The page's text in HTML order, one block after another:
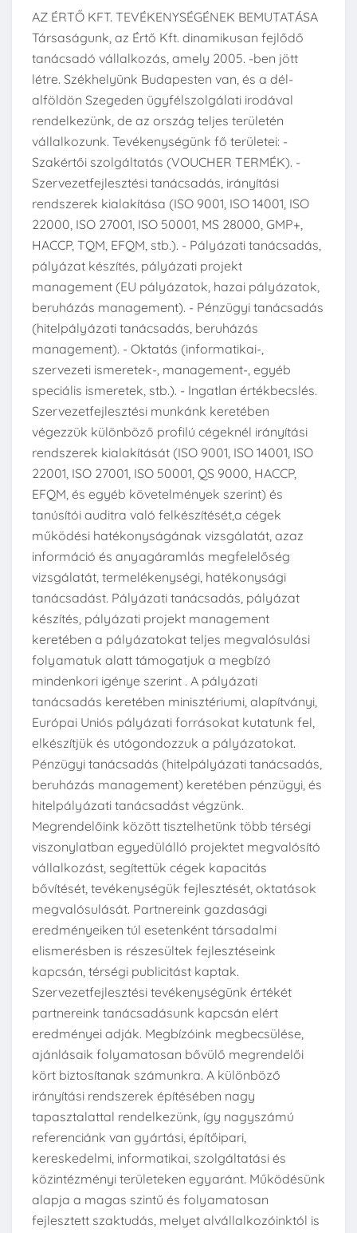
AZ ÉRTŐ KFT. TEVÉKENYSÉGÉNEK BEMUTATÁSA
Társaságunk, az Értő Kft. dinamikusan fejlődő
tanácsadó vállalkozás, amely 2005. -ben jött
létre. Székhelyünk Budapesten van, és a dél-
alföldön Szegeden ügyfélszolgálati irodával
rendelkezünk, de az ország teljes területén
vállalkozunk. Tevékenységünk fő területei: -
Szakértői szolgáltatás (VOUCHER TERMÉK). -
Szervezetfejlesztési tanácsadás, irányítási
rendszerek kialakítása (ISO 9001, ISO 14001, ISO
22000, ISO 27001, ISO 50001, MS 28000, GMP+,
HACCP, TQM, EFQM, stb.). - Pályázati tanácsadás,
pályázat készítés, pályázati projekt
management (EU pályázatok, hazai pályázatok,
beruházás management). - Pénzügyi tanácsadás
(hitelpályázati tanácsadás, beruházás
management). - Oktatás (informatikai-,
szervezeti ismeretek-, management-, egyéb
speciális ismeretek, stb.). - Ingatlan értékbecslés.
Szervezetfejlesztési munkánk keretében
végezzük különböző profilú cégeknél irányítási
rendszerek kialakítását (ISO 9001, ISO 14001, ISO
22001, ISO 27001, ISO 50001, QS 9000, HACCP,
EFQM, és egyéb követelmények szerint) és
tanúsítói auditra való felkészítését,a cégek
működési hatékonyságának vizsgálatát, azaz
információ és anyagáramlás megfelelőség
vizsgálatát, termelékenységi, hatékonysági
tanácsadást. Pályázati tanácsadás, pályázat
készítés, pályázati projekt management
keretében a pályázatokat teljes megvalósulási
folyamatuk alatt támogatjuk a megbízó
mindenkori igénye szerint . A pályázati
tanácsadás keretében minisztériumi, alapítványi,
Európai Uniós pályázati forrásokat kutatunk fel,
elkészítjük és utógondozzuk a pályázatokat.
Pénzügyi tanácsadás (hitelpályázati tanácsadás,
beruházás management) keretében pénzügyi, és
hitelpályázati tanácsadást végzünk.
Megrendelőink között tisztelhetünk több térségi
viszonylatban egyedülálló projektet megvalósító
vállalkozást, segítettük cégek kapacitás
bővítését, tevékenységük fejlesztését, oktatások
megvalósulását. Partnereink gazdasági
eredményeiken túl esetenként társadalmi
elismerésben is részesültek fejlesztéseink
kapcsán, térségi publicitást kaptak.
Szervezetfejlesztési tevékenységünk értékét
partnereink tanácsadásunk kapcsán elért
eredményei adják. Megbízóink megbecsülése,
ajánlásaik folyamatosan bővülő megrendelői
kört biztosítanak számunkra. A különböző
irányítási rendszerek építésében nagy
tapasztalattal rendelkezünk, így nagyszámú
referenciánk van gyártási, építőipari,
kereskedelmi, informatikai, szolgáltatási és
közintézményi területeken egyaránt. Működésünk
alapja a magas szintű és folyamatosan
fejlesztett szaktudás, melyet alvállalkozóinktól is